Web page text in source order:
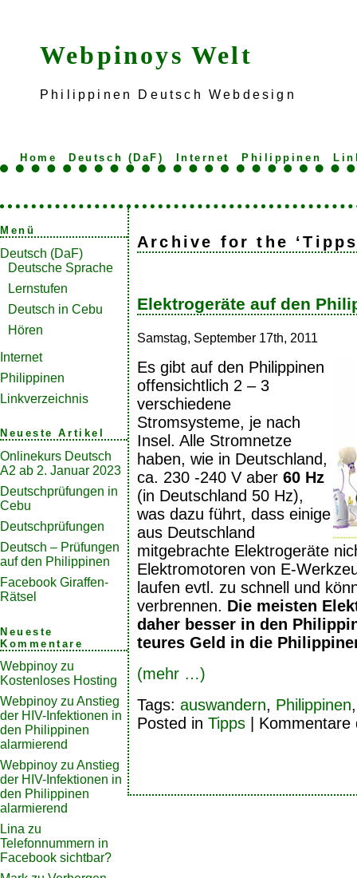
Webpinoys Welt
Philippinen Deutsch Webdesign
Home Deutsch (DaF) Internet Philippinen
Menü
Deutsch (DaF)
Deutsche Sprache
Lernstufen
Deutsch in Cebu
Hören
Internet
Philippinen
Linkverzeichnis
Neueste Artikel
Onlinekurs Deutsch
A2 ab 2. Januar 2023
Deutschprüfungen in
Cebu
Deutschprüfungen
Deutsch – Prüfungen
auf den Philippinen
Facebook Giraffen-
Rätsel
Neueste
Kommentare
Webpinoy zu
Kostenloses Hosting
Webpinoy zu Anstieg
der HIV-Infektionen in
den Philippinen
alarmierend
Webpinoy zu Anstieg
der HIV-Infektionen in
den Philippinen
alarmierend
Lina zu
Telefonnummern in
Facebook sichtbar?
Archive for the
Elektrogeräte auf den
Samstag, September 17th, 2011
Es gibt auf den Philippinen
offensichtlich 2 – 3
verschiedene
Stromsysteme, je nach
Insel. Alle Stromnetze
haben, wie in Deutschland,
ca. 230 -240 V aber 60 Hz
(in Deutschland 50 Hz),
was dazu führt, dass einige
aus Deutschland
mitgebrachte Elektrogeräte
Elektromotoren von E-
laufen evtl. zu schnell und
verbrennen. Die meisten
daher besser in den
teures Geld in die
(mehr …)
Tags: auswandern, Philippinen
Posted in Tipps | Kommentare